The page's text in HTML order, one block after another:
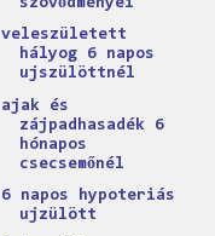
veleszületett
hályog 6 napos
ujszülöttnél
ajak és
zájpadhasadék 6
hónapos
csecsemőnél
6 napos hypoteriás
ujzülött